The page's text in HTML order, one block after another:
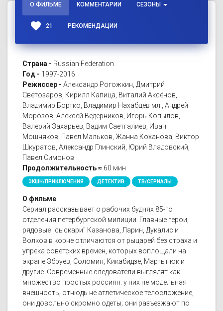
О ФИЛЬМЕ КОММЕНТАРИИ СЕЗОНЫ
favorite 21 РЕКОМЕНДАЦИИ
Страна - Russian Federation
Год - 1997-2016
Режиссер - Александр Рогожкин, Дмитрий
Светозаров, Кирилл Капица, Виталий Аксёнов,
Владимир Бортко, Владимир Нахабцев мл., Андрей
Морозов, Алексей Ведерников, Игорь Копылов,
Валерий Захарьев, Вадим Саетгалиев, Иван
Мошняков, Павел Мальков, Жанна Коханова, Виктор
Шкуратов, Александр Глинский, Юрий Владовский,
Павел Симонов
Продолжительность ≈ 60 мин
ЭКШН/ПРИКЛЮЧЕНИЯ ДЕТЕКТИВ ТВ/СЕРИАЛЫ
О фильме
Сериал рассказывает о рабочих буднях 85-го
отделения петербургской милиции. Главные герои,
рядовые "сыскари" Казанова, Ларин, Дукалис и
Волков в корне отличаются от рыцарей без страха и
упрека советских времен, которых воплощали на
экране Збруев, Соломин, Кикабидзе, Мартынюк и
другие. Современные следователи выглядят как
множество простых россиян: у них не модельная
внешность, отнюдь не атлетическое телосложение,
они довольно скромно одеты; они разъезжают по